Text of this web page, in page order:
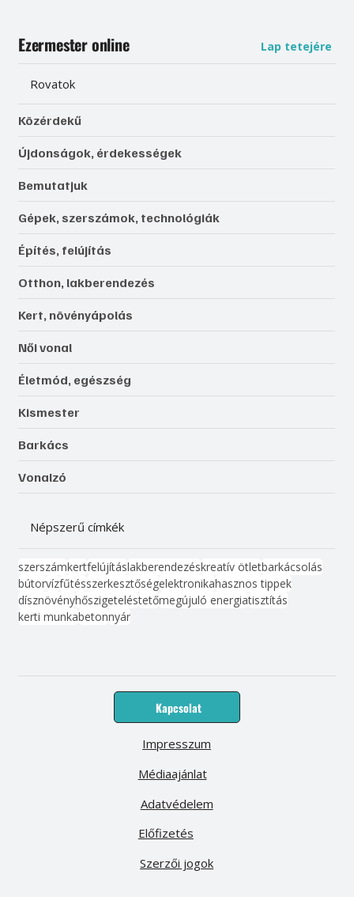
Ezermester online Lap tetejére
Rovatok
Közérdekű
Újdonságok, érdekességek
Bemutatjuk
Gépek, szerszámok, technológiák
Építés, felújítás
Otthon, lakberendezés
Kert, növényápolás
Női vonal
Életmód, egészség
Kismester
Barkács
Vonalzó
Népszerű címkék
szerszámkertfelújításlakberendezéskreatív ötletbarkácsolás
bútorvízfűtésszerkesztőségelektronikahasznos tippek
dísznövényhőszigeteléstetőmegújuló energiatisztítás
kerti munkabetonnyár
Kapcsolat
Médiaajánlat
Előfizetés
Impresszum
Adatvédelem
Szerzői jogok